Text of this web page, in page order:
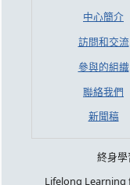
中心簡介
訪問和交流
參與的組織
聯絡我們
新聞稿
終身
Lifelong